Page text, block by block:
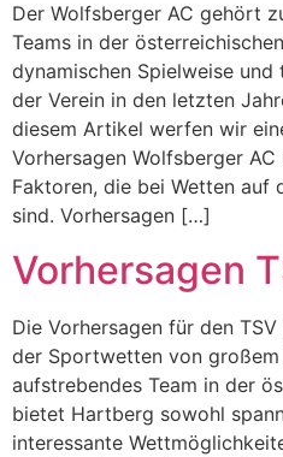
Der Wolfsberger AC gehört
Teams in der
dynamischen Spielweise
der Verein in den letzten
diesem Artikel werfen wir
Vorhersagen Wolfsberger
Faktoren, die bei Wetten auf
sind. Vorhersagen […]
Vorhersagen
Die Vorhersagen für den
der Sportwetten von großem
aufstrebendes Team in der
bietet Hartberg sowohl
interessante